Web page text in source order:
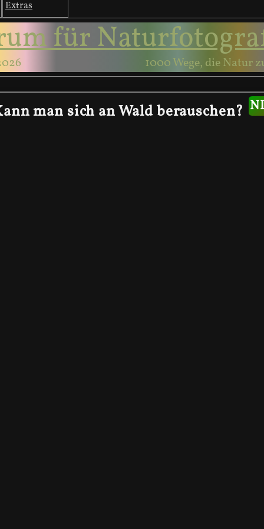
Extras
für
1000 Wege, die Natur
man sich an Wald berauschen?